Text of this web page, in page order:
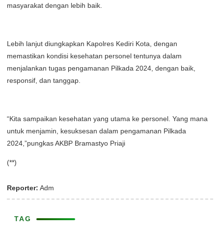
masyarakat dengan lebih baik.
Lebih lanjut diungkapkan Kapolres Kediri Kota, dengan
memastikan kondisi kesehatan personel tentunya dalam
menjalankan tugas pengamanan Pilkada 2024, dengan baik,
responsif, dan tanggap.
“Kita sampaikan kesehatan yang utama ke personel. Yang mana
untuk menjamin, kesuksesan dalam pengamanan Pilkada
2024,”pungkas AKBP Bramastyo Priaji
(**)
Reporter: Adm
TAG